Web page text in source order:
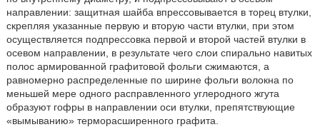
направлении: защитная шайба впрессовывается в торец втулки,
скрепляя указанные первую и вторую части втулки, при этом
осуществляется подпрессовка первой и второй частей втулки в
осевом направлении, в результате чего слои спирально навитых
полос армированной графитовой фольги сжимаются, а
равномерно распределенные по ширине фольги волокна по
меньшей мере одного расправленного углеродного жгута
образуют гофры в направлении оси втулки, препятствующие
«вымыванию» терморасширенного графита.